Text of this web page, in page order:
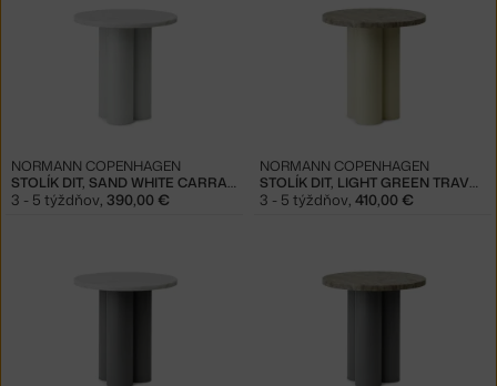
STOLÍK DIT, SAND WHITE CARRARA
NORMANN COPENHAGEN
3 - 5 týždňov, 390,00 €
STOLÍK DIT, LIGHT GREEN TRAVERTINE SILVER
NORMANN COPENHAGEN
3 - 5 týždňov, 410,00 €